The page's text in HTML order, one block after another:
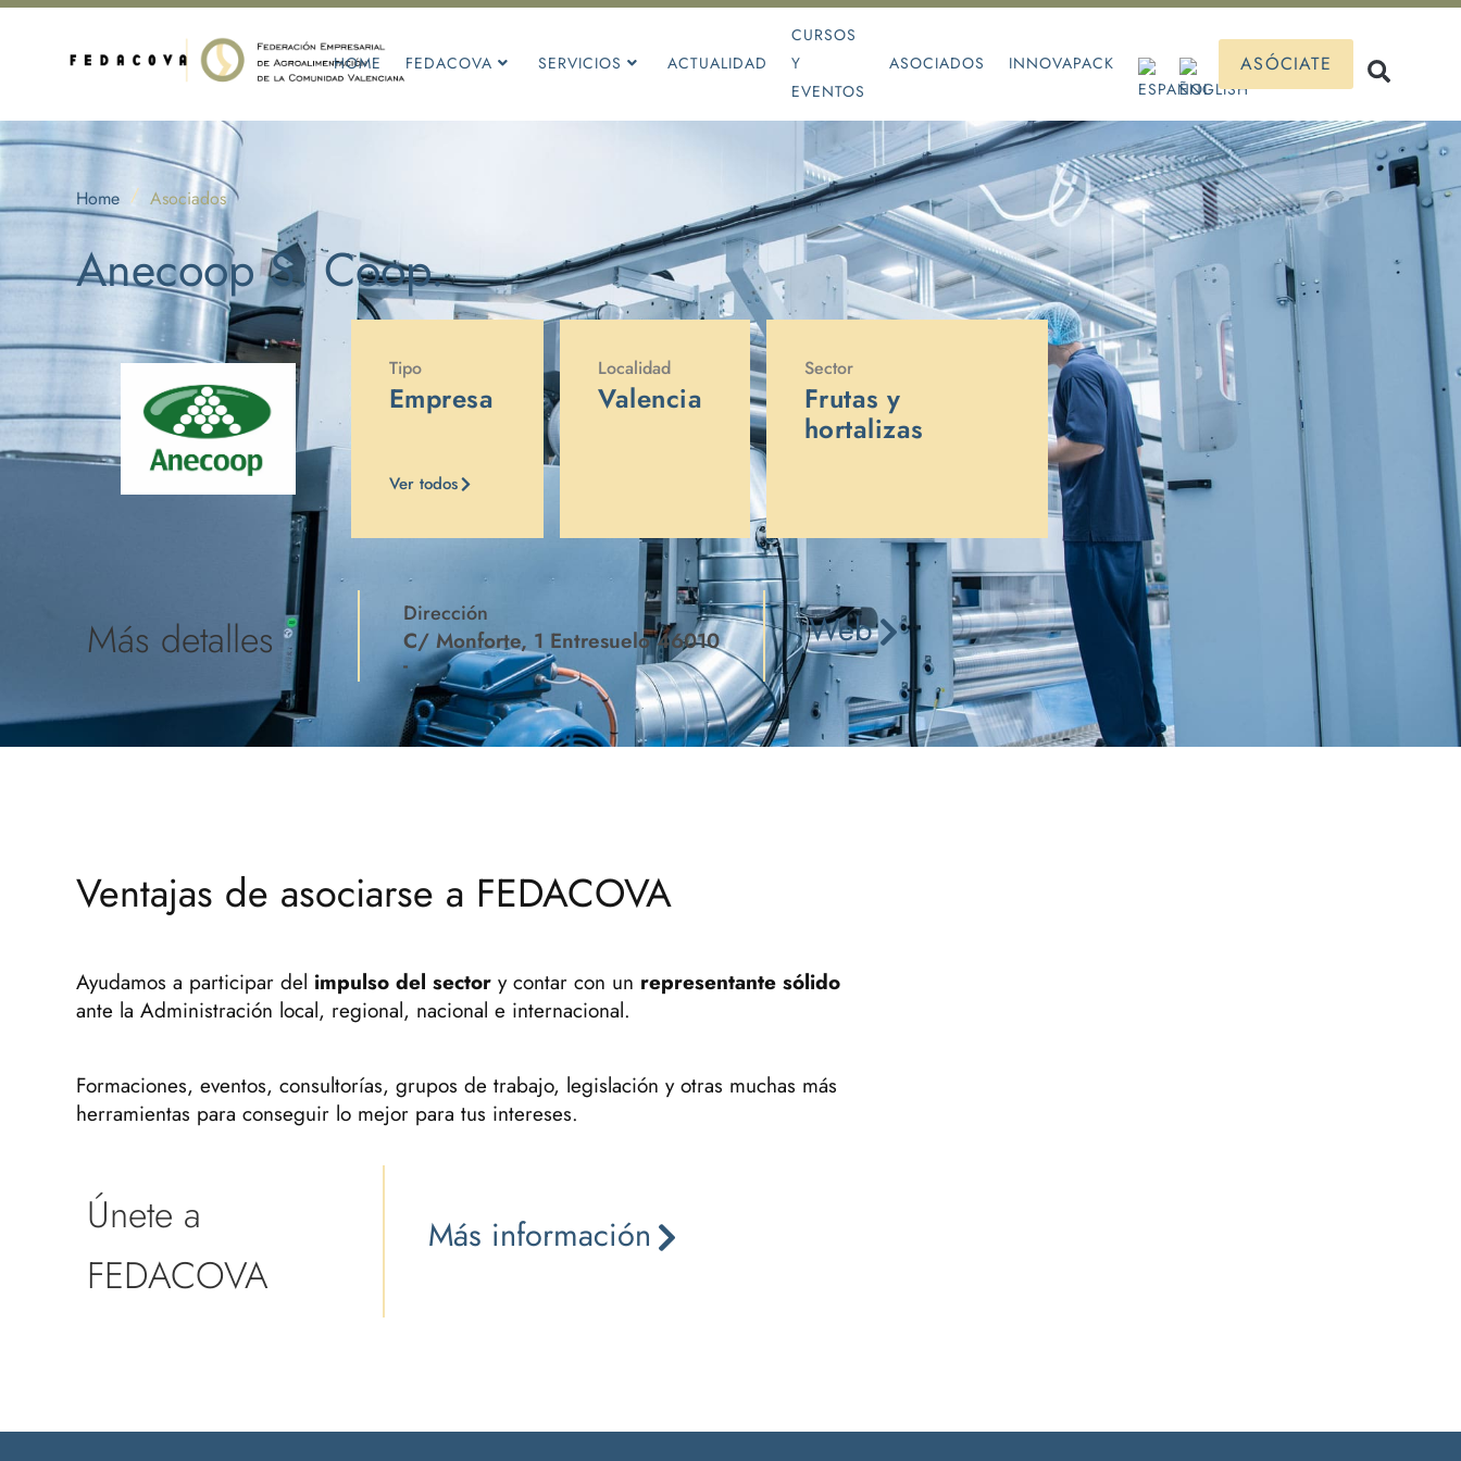
HOME FEDACOVA SERVICIOS ACTUALIDAD
CURSOS
Y
EVENTOS
ASOCIADOS INNOVAPACK ASÓCIATE
Home / Asociados
Anecoop S. Coop.
Tipo
Empresa
Ver todos
Localidad
Valencia
Sector
Frutas y
hortalizas
Más detalles Dirección
C/ Monforte, 1 Entresuelo 46010
-
Web
Ventajas de asociarse a FEDACOVA
Ayudamos a participar del impulso del sector y contar con un representante sólido
ante la Administración local, regional, nacional e internacional.
Formaciones, eventos, consultorías, grupos de trabajo, legislación y otras muchas más
herramientas para conseguir lo mejor para tus intereses.
Únete a
FEDACOVA
Más información